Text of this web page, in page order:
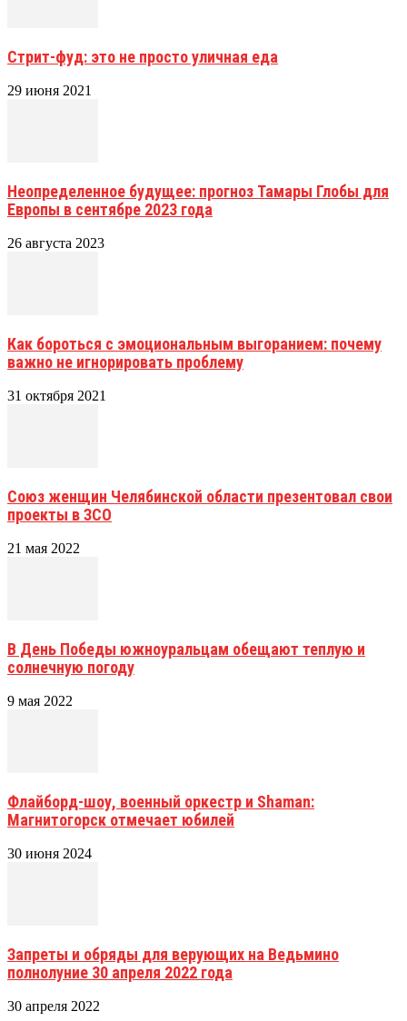
Стрит-фуд: это не просто уличная еда
29 июня 2021
Неопределенное будущее: прогноз Тамары Глобы для
Европы в сентябре 2023 года
26 августа 2023
Как бороться с эмоциональным выгоранием: почему
важно не игнорировать проблему
31 октября 2021
Союз женщин Челябинской области презентовал свои
проекты в ЗСО
21 мая 2022
В День Победы южноуральцам обещают теплую и
солнечную погоду
9 мая 2022
Флайборд-шоу, военный оркестр и Shaman:
Магнитогорск отмечает юбилей
30 июня 2024
Запреты и обряды для верующих на Ведьмино
полнолуние 30 апреля 2022 года
30 апреля 2022